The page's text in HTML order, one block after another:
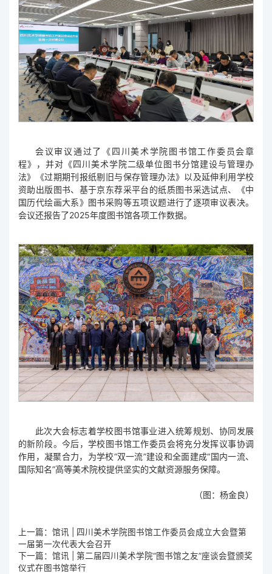
会议审议通过了《四川美术学院图书馆工作委员会章
程》，并对《四川美术学院二级单位图书分馆建设与管理办
法》《过期期刊报纸剔旧与保存管理办法》以及延伸利用学校
资助出版图书、基于京东荐采平台的纸质图书采选试点、《中
国历代绘画大系》图书采购等五项议题进行了逐项审议表决。
会议还报告了2025年度图书馆各项工作数据。
此次大会标志着学校图书馆事业进入统筹规划、协同发展
的新阶段。今后，学校图书馆工作委员会将充分发挥议事协调
作用，凝聚合力，为学校“双一流”建设和全面建成“国内一流、
国际知名”高等美术院校提供坚实的文献资源服务保障。
（图：杨金良）
上一篇：馆讯 | 四川美术学院图书馆工作委员会成立大会暨第
一届第一次代表大会召开
下一篇：馆讯 | 第二届四川美术学院“图书馆之友”座谈会暨颁奖
仪式在图书馆举行